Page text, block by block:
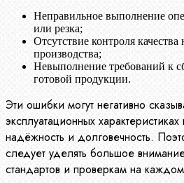
Неправильное выполнение
или резка;
Отсутствие контроля
производства;
Невыполнение требований к
готовой продукции.
Эти ошибки могут негативно
эксплуатационных
надёжность и долговечность.
следует уделять большое
стандартов и проверкам на